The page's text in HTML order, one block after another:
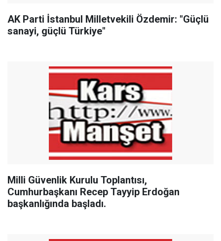
AK Parti İstanbul Milletvekili Özdemir: "Güçlü
sanayi, güçlü Türkiye"
Milli Güvenlik Kurulu Toplantısı,
Cumhurbaşkanı Recep Tayyip Erdoğan
başkanlığında başladı.